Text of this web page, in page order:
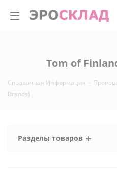
Tom of
Справочная Информация -
Brands)
Разделы товаров